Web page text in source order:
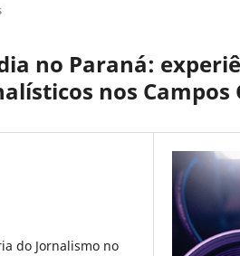
no Paraná:
nos Campos
do Jornalismo no